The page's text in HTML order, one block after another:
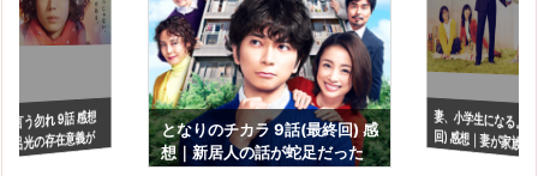
言う勿れ 9話 感想
呂光の存在意義が
となりのチカラ 9話(最終回) 感
想｜新居人の話が蛇足だった
妻、小学生になる。
回) 感想｜妻が家族